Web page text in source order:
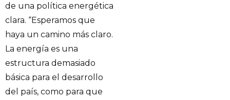
de una política energética
clara. “Esperamos que
haya un camino más claro.
La energía es una
estructura demasiado
básica para el desarrollo
del país, como para que